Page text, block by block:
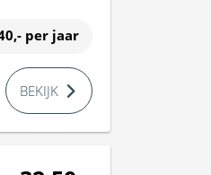
per jaar
BEKIJK